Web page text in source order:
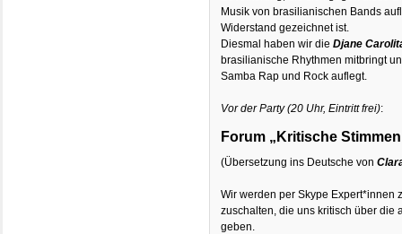
Musik von brasilianischen Bands
Widerstand gezeichnet ist.
Diesmal haben wir die Djane
brasilianische Rhythmen mitbringt
Samba Rap und Rock auflegt.
Vor der Party (20 Uhr, Eintritt frei):
Forum „Kritische
(Übersetzung ins Deutsche von
Wir werden per Skype Expert*innen
zuschalten, die uns kritisch über die
geben.